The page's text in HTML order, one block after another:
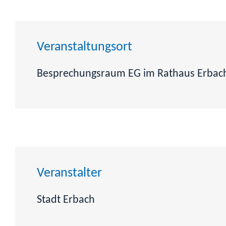
Veranstaltungsort
Besprechungsraum EG im Rathaus
Veranstalter
Stadt Erbach